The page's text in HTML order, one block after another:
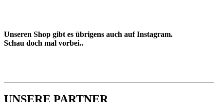
Unseren Shop gibt es übrigens auch auf Instagram.
Schau doch mal vorbei..
UNSERE PARTNER